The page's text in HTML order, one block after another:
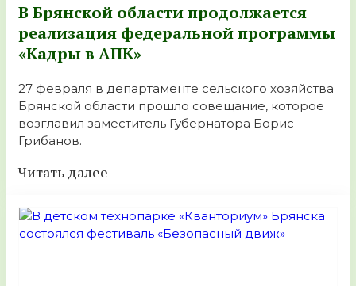
В Брянской области продолжается
реализация федеральной программы
«Кадры в АПК»
27 февраля в департаменте сельского хозяйства
Брянской области прошло совещание, которое
возглавил заместитель Губернатора Борис
Грибанов.
Читать далее